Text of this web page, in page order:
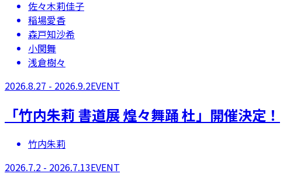
佐々木莉佳子
稲場愛香
森戸知沙希
小関舞
浅倉樹々
2026.8.27 - 2026.9.2EVENT
「竹内朱莉 書道展 煌々舞踊 杜」開催決定！
竹内朱莉
2026.7.2 - 2026.7.13EVENT